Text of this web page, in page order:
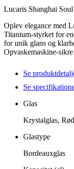
Lucaris Shanghai
Oplev elegance med
Titanium-styrket for
for unik glans og
Opvaskemaskine-sikre.
Se
Se
Glas
Krystalglas,
Glastype
Bordeauxglas